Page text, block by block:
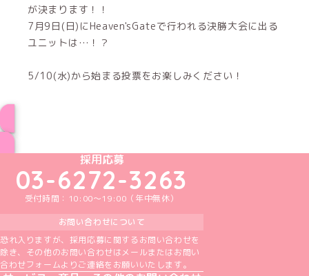
が決まります！！
7月9日(日)にHeaven'sGateで行われる決勝大会に出る
ユニットは…！？
5/10(水)から始まる投票をお楽しみください！
めいどりーみんTikTok公式アカウント
めいどりーみんX公式アカウント
めいどりーみんInstagram公式アカウント
めいどりーみんFacebook公式アカウン
めいどりーみんYouTube公式アカ
採用応募
03-6272-3263
受付時間：10:00～19:00（年中無休）
お問い合わせについて
恐れ入りますが、採用応募に関するお問い合わせを
除き、その他のお問い合わせはメールまたはお問い
合わせフォームよりご連絡をお願いいたします。